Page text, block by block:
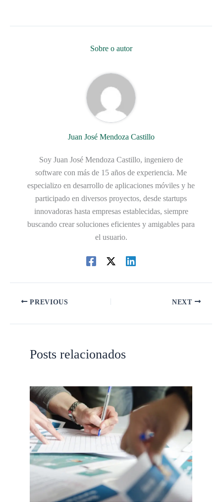
Sobre o autor
Juan José Mendoza Castillo
Soy Juan José Mendoza Castillo, ingeniero de
software con más de 15 años de experiencia. Me
especializo en desarrollo de aplicaciones móviles y he
participado en diversos proyectos, desde startups
innovadoras hasta empresas establecidas, siempre
buscando crear soluciones eficientes y amigables para
el usuario.
PREVIOUS NEXT
Posts relacionados